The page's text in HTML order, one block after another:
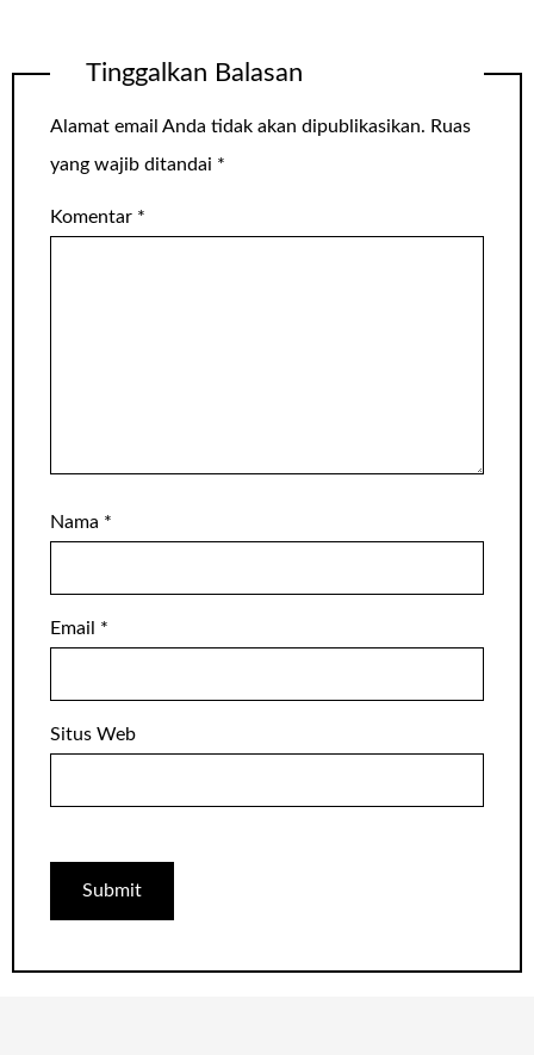
Tinggalkan Balasan
Alamat email Anda tidak akan dipublikasikan. Ruas
yang wajib ditandai *
Komentar *
Nama *
Email *
Situs Web